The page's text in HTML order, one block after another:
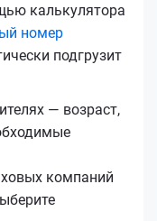
калькулятора
номер
подгрузит
— возраст,
компаний